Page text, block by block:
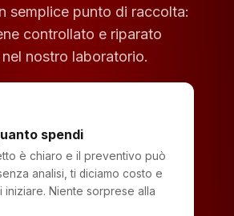
semplice punto di raccolta:
controllato e riparato
nostro laboratorio.
spendi
è chiaro e il preventivo può
analisi, ti diciamo costo e
iniziare. Niente sorprese alla